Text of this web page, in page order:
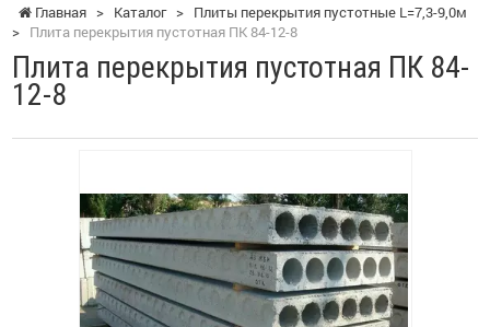
Главная > Каталог > Плиты перекрытия пустотные L=7,3-9,0м
> Плита перекрытия пустотная ПК 84-12-8
Плита перекрытия пустотная ПК 84-
12-8